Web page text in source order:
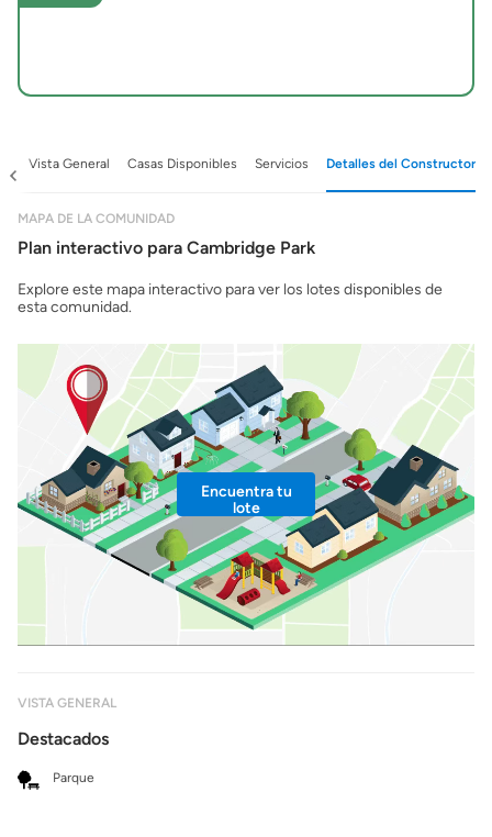
Vista General Casas Disponibles Servicios Detalles del Constructor
MAPA DE LA COMUNIDAD
Plan interactivo para Cambridge Park
Explore este mapa interactivo para ver los lotes disponibles de
esta comunidad.
Encuentra tu
lote
VISTA GENERAL
Destacados
Parque